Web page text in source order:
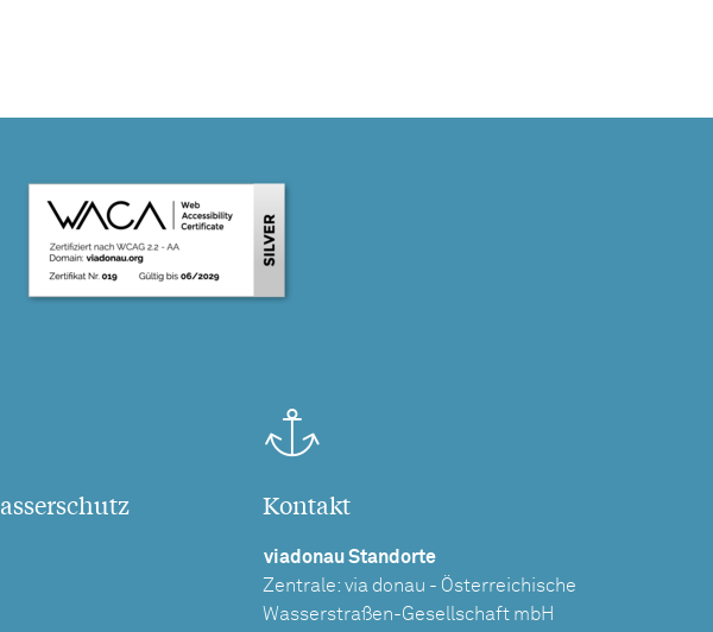
Kontakt
viadonau Standorte
Zentrale: via donau - Österreichische
Wasserstraßen-Gesellschaft mbH